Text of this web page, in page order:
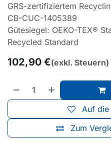
GRS-zertifiziertem
CB-CUC-1405389
Gütesiegel: OEKO-TEX®
Recycled Standard
102,90 €(exkl. Steuern)
Zum
Auf die